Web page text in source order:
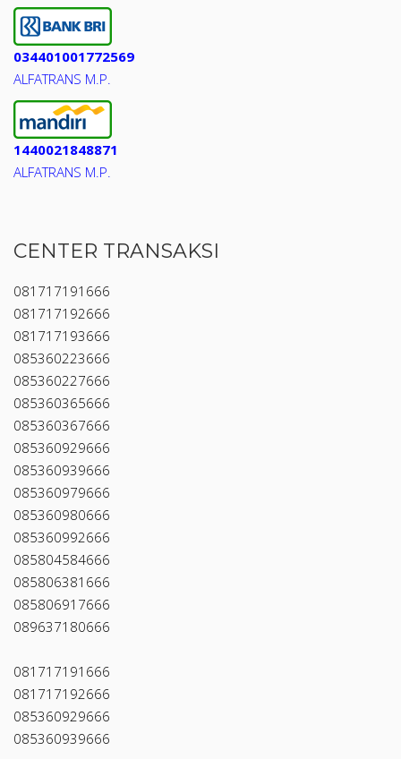
034401001772569
ALFATRANS M.P.
1440021848871
ALFATRANS M.P.
CENTER TRANSAKSI
081717191666
081717192666
081717193666
085360223666
085360227666
085360365666
085360367666
085360929666
085360939666
085360979666
085360980666
085360992666
085804584666
085806381666
085806917666
089637180666
081717191666
081717192666
085360929666
085360939666